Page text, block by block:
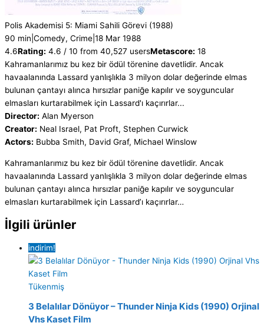
Polis Akademisi 5: Miami Sahili Görevi (1988)
90 min Comedy, Crime 18 Mar 1988
4.6Rating: 4.6 / 10 from 40,527 usersMetascore: 18
Kahramanlarımız bu kez bir ödül törenine davetlidir. Ancak
havaalanında Lassard yanlışlıkla 3 milyon dolar değerinde elmas
bulunan çantayı alınca hırsızlar paniğe kapılır ve soyguncular
elmasları kurtarabilmek için Lassard'ı kaçırırlar...
Director: Alan Myerson
Creator: Neal Israel, Pat Proft, Stephen Curwick
Actors: Bubba Smith, David Graf, Michael Winslow
Kahramanlarımız bu kez bir ödül törenine davetlidir. Ancak
havaalanında Lassard yanlışlıkla 3 milyon dolar değerinde elmas
bulunan çantayı alınca hırsızlar paniğe kapılır ve soyguncular
elmasları kurtarabilmek için Lassard’ı kaçırırlar…
İlgili ürünler
indirim!
Tükenmiş
3 Belalılar Dönüyor – Thunder Ninja Kids (1990) Orjinal
Vhs Kaset Film